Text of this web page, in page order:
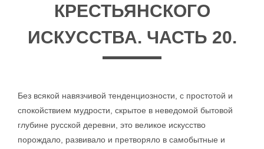
КРЕСТЬЯНСКОГО
ИСКУССТВА. ЧАСТЬ 20.
Без всякой навязчивой тенденциозности, с простотой и
спокойствием мудрости, скрытое в неведомой бытовой
глубине русской деревни, это великое искусство
порождало, развивало и претворяло в самобытные и